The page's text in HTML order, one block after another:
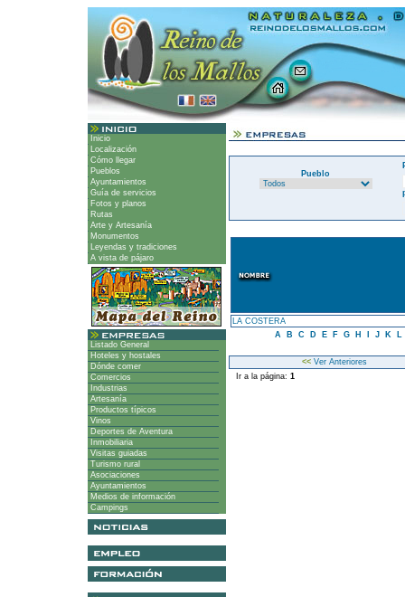
Inicio
Localización
Cómo llegar
Pueblos
Ayuntamientos
Guía de servicios
Fotos y planos
Rutas
Arte y Artesanía
Monumentos
Leyendas y tradiciones
A vista de pájaro
Listado General
Hoteles y hostales
Dónde comer
Comercios
Industrias
Artesanía
Productos típicos
Vinos
Deportes de Aventura
Inmobiliaria
Visitas guiadas
Turismo rural
Asociaciones
Ayuntamientos
Medios de información
Campings
Pueblo
LA COSTERA
A
B C D E F G H J K L
<<Ver Anteriores
Ir a la página: 1